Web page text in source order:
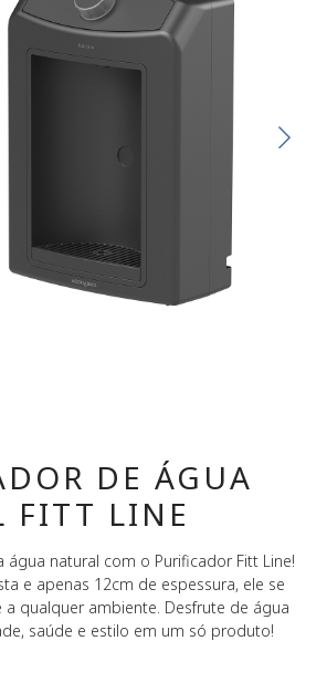
DE ÁGUA
FITT LINE
água natural com o Purificador Fitt Line!
e apenas 12cm de espessura, ele se
qualquer ambiente. Desfrute de água
saúde e estilo em um só produto!